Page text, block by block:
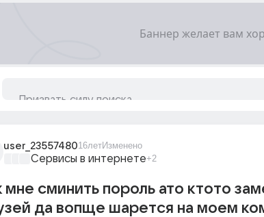
user_2355748016летИзменено
Сервисы в интернете+2
мне сминить пороль ато ктото
да вопще шарется на моем